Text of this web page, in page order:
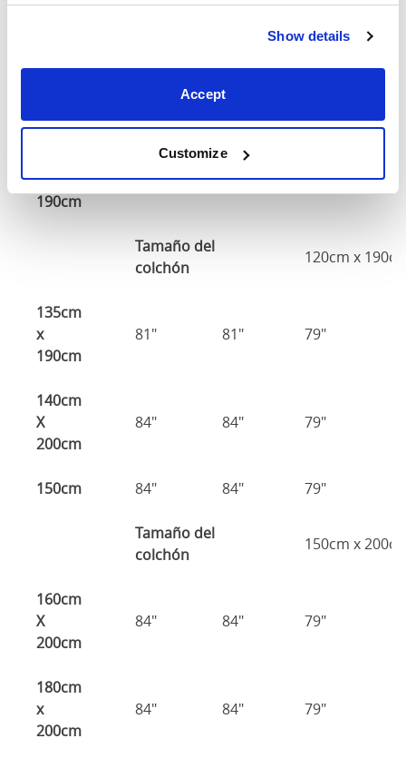
Show details
Accept
Customize
Altura
de la
81"
x
190cm
81" 81" 79"
Tamaño del
colchón
120cm x
135cm
x
190cm
81" 81" 79"
140cm
X
200cm
84" 84" 79"
150cm 84" 84" 79"
Tamaño del
colchón
150cm x
160cm
X
200cm
84" 84" 79"
180cm
x
200cm
84" 84" 79"